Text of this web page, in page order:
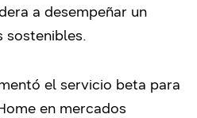
a desempeñar un
sostenibles.
el servicio beta para
en mercados